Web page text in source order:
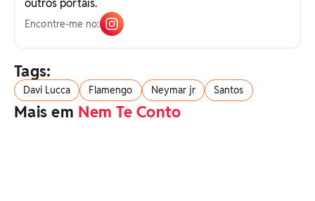
outros portais.
Encontre-me no:
Tags:
Davi Lucca Flamengo Neymar jr Santos
Mais em Nem Te Conto